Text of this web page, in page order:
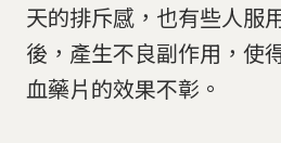
天的排斥感，也有些人服
後，產生不良副作用，使
血藥片的效果不彰。